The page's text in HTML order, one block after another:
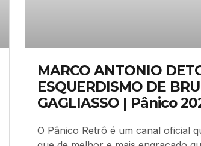
MARCO ANTONIO
ESQUERDISMO DE
GAGLIASSO | Pânico
O Pânico Retrô é um canal oficial